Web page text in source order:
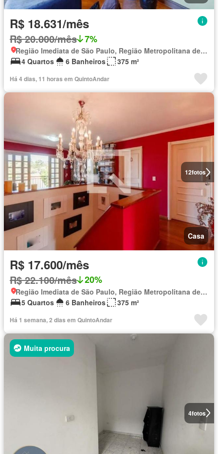
R$ 18.631/mês
R$ 20.000/mês 7%
Região Imediata de São Paulo, Região Metropolitana de São Paulo
4 Quartos
6 Banheiros 375 m²
Há 4 dias, 11 horas em QuintoAndar
12fotos
Casa
R$ 17.600/mês
R$ 22.100/mês 20%
Região Imediata de São Paulo, Região Metropolitana de São Paulo
5 Quartos
6 Banheiros 375 m²
Há 1 semana, 2 dias em QuintoAndar
4fotos
Muita procura